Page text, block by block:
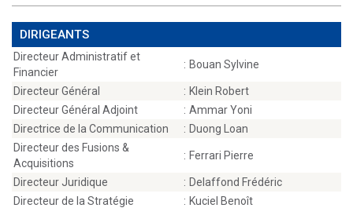
DIRIGEANTS
Directeur Administratif et
Financier
: Bouan Sylvine
Directeur Général : Klein Robert
Directeur Général Adjoint
: Ammar Yoni
Directrice de la Communication
: Duong Loan
Directeur des Fusions &
Acquisitions
: Ferrari Pierre
Directeur Juridique : Delaffond Frédéric
Directeur de la Stratégie
: Kuciel Benoît